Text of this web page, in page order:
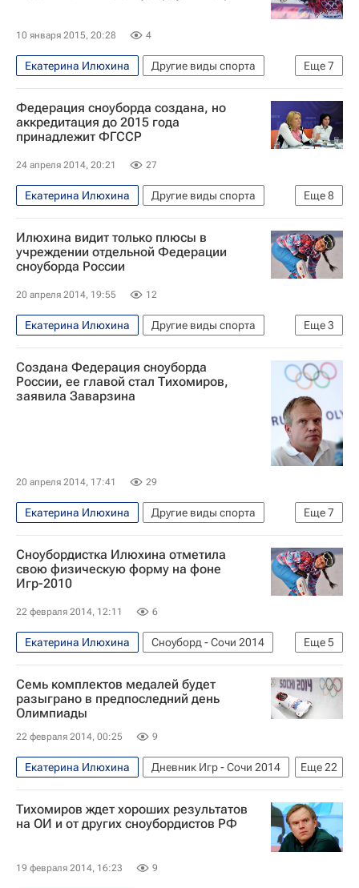
10 января 2015, 20:28 4
Еще7
Екатерина Илюхина
Другие виды спорта
Чемпионат мира по сноуборду
Мужская сборная России по сноуборду
Женская сборная России по сноуборду
Андрей Соболев
Вик Уайлд
Алёна Заварзина
Екатерина Тудегешева
Федерация сноуборда создана, но
аккредитация до 2015 года
принадлежит ФГССР
24 апреля 2014, 20:21 27
Еще8
Екатерина Илюхина
Другие виды спорта
Светлана Гладышева
Денис Тихомиров
Александр Жуков
ФГССР
Станислав Детков
Андрей Болдыков
Екатерина Тудегешева
Илюхина видит только плюсы в
учреждении отдельной Федерации
сноуборда России
20 апреля 2014, 19:55 12
Еще3
Екатерина Илюхина
Другие виды спорта
Федерация сноуборда России учреждена в воскресенье в Москве, президентом организации стал главный тренер сборной России Денис Тихомиров. Мнения и комментарии
Алёна Заварзина
Николай Олюнин
Создана Федерация сноуборда
России, ее главой стал Тихомиров,
заявила Заварзина
20 апреля 2014, 17:41 29
Еще7
Екатерина Илюхина
Другие виды спорта
Лыжные виды спорта
Денис Тихомиров
ФГССР
Вик Уайлд
Алёна Заварзина
Николай Олюнин
Сноубордистка Илюхина отметила
свою физическую форму на фоне
Игр-2010
22 февраля 2014, 12:11 6
Еще5
Екатерина Илюхина
Сноуборд - Сочи 2014
Олимпийские игры
Спорт
Другие виды спорта
Сочи 2014: Горнолыжный спорт. Гигантский слалом, женщины
Зимние Олимпийские игры 2014
Семь комплектов медалей будет
разыграно в предпоследний день
Олимпиады
22 февраля 2014, 00:25 9
Еще22
Екатерина Илюхина
Дневник Игр - Сочи 2014
Олимпийские игры
Спорт
Хоккей - Сочи 2014
Бобслей - Сочи 2014
Сборная России по бобслею
Тихомиров ждет хороших результатов
на ОИ и от других сноубордистов РФ
19 февраля 2014, 16:23 9